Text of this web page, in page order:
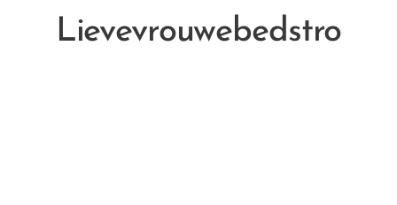
Lievevrouwebedstro